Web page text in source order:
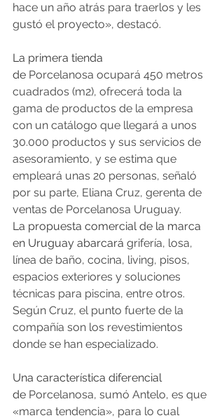
hace un año atrás para traerlos y les
gustó el proyecto», destacó.
La primera tienda
de Porcelanosa ocupará 450 metros
cuadrados (m2), ofrecerá toda la
gama de productos de la empresa
con un catálogo que llegará a unos
30.000 productos y sus servicios de
asesoramiento, y se estima que
empleará unas 20 personas, señaló
por su parte, Eliana Cruz, gerenta de
ventas de Porcelanosa Uruguay.
La propuesta comercial de la marca
en Uruguay abarcará grifería, losa,
línea de baño, cocina, living, pisos,
espacios exteriores y soluciones
técnicas para piscina, entre otros.
Según Cruz, el punto fuerte de la
compañía son los revestimientos
donde se han especializado.
Una característica diferencial
de Porcelanosa, sumó Antelo, es que
«marca tendencia», para lo cual